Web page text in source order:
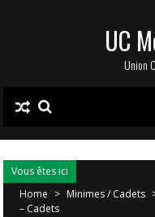
UC
Union
Vous êtes ici
Home > Minimes / Cadets
– Cadets